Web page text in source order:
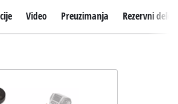
Video Preuzimanja Rezervni